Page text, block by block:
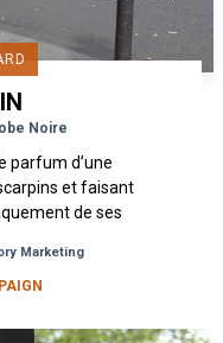
Noire
parfum d’une
et faisant
de ses
Marketing